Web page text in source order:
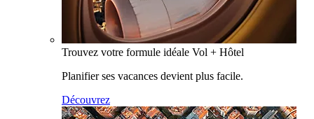
Trouvez votre formule idéale Vol + Hôtel
Planifier ses vacances devient plus facile.
Découvrez